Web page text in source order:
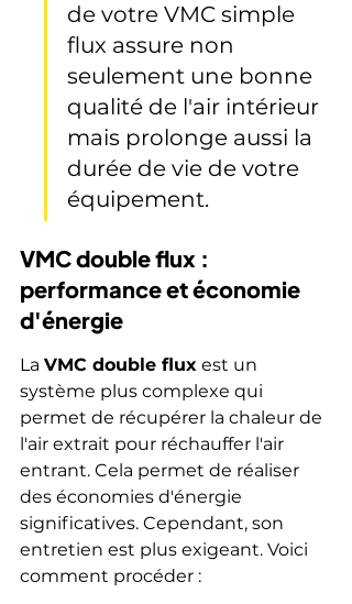
de votre VMC simple
flux assure non
seulement une bonne
qualité de l'air intérieur
mais prolonge aussi la
durée de vie de votre
équipement.
VMC double flux :
performance et économie
d'énergie
La VMC double flux est un
système plus complexe qui
permet de récupérer la chaleur de
l'air extrait pour réchauffer l'air
entrant. Cela permet de réaliser
des économies d'énergie
significatives. Cependant, son
entretien est plus exigeant. Voici
comment procéder :